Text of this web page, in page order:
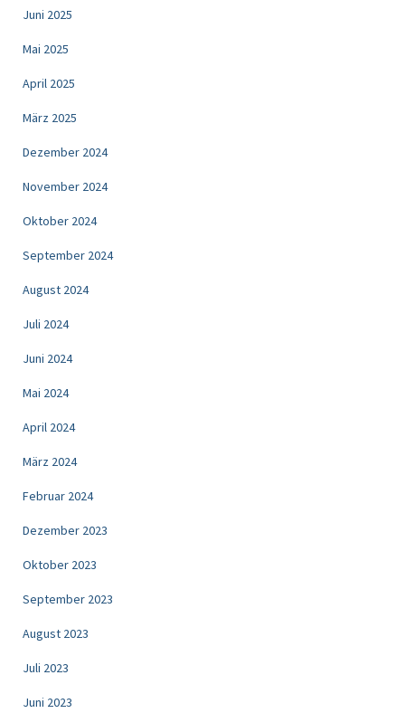
Juni 2025
Mai 2025
April 2025
März 2025
Dezember 2024
November 2024
Oktober 2024
September 2024
August 2024
Juli 2024
Juni 2024
Mai 2024
April 2024
März 2024
Februar 2024
Dezember 2023
Oktober 2023
September 2023
August 2023
Juli 2023
Juni 2023